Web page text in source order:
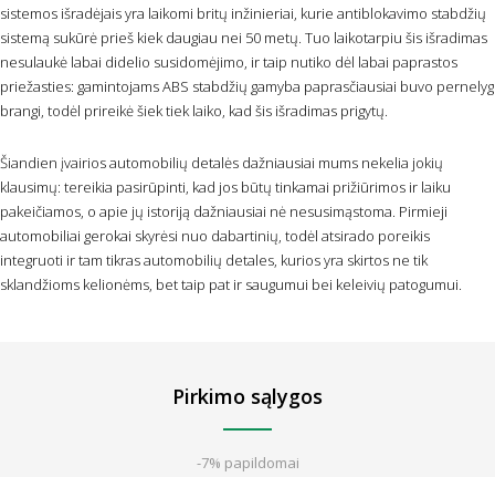
sistemos išradėjais yra laikomi britų inžinieriai, kurie antiblokavimo stabdžių
sistemą sukūrė prieš kiek daugiau nei 50 metų. Tuo laikotarpiu šis išradimas
nesulaukė labai didelio susidomėjimo, ir taip nutiko dėl labai paprastos
priežasties: gamintojams ABS stabdžių gamyba paprasčiausiai buvo pernelyg
brangi, todėl prireikė šiek tiek laiko, kad šis išradimas prigytų.
Šiandien įvairios automobilių detalės dažniausiai mums nekelia jokių
klausimų: tereikia pasirūpinti, kad jos būtų tinkamai prižiūrimos ir laiku
pakeičiamos, o apie jų istoriją dažniausiai nė nesusimąstoma. Pirmieji
automobiliai gerokai skyrėsi nuo dabartinių, todėl atsirado poreikis
integruoti ir tam tikras automobilių detales, kurios yra skirtos ne tik
sklandžioms kelionėms, bet taip pat ir saugumui bei keleivių patogumui.
Pirkimo sąlygos
-7% papildomai